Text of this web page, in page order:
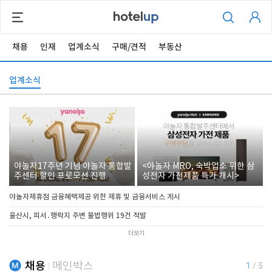
채용 인재 업계소식 구매/견적 부동산
업계소식
야놀자17주년 기념 야놀자 통합발
주센터 할인 프로모션 진행
<야놀자 MRO, 숙박업소 위한 삼
성전자 가전제품 특가 개시>
야놀자제휴점 금융혜택제공 위한 제휴 및 금융서비스 게시
울산시, 피서․행락지 주변 불법행위 19건 적발
더보기
채용 메인박스 1 / 5